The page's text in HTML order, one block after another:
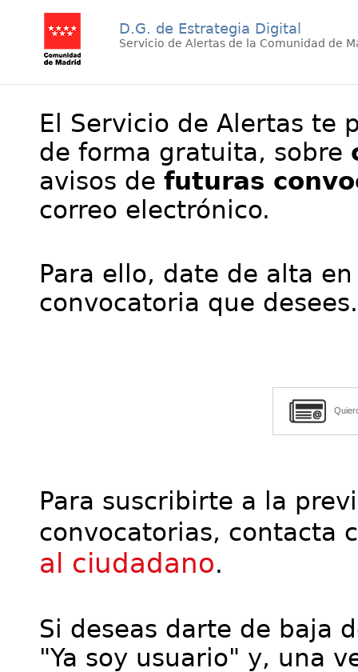
D.G. de Estrategia Digital
Servicio de Alertas de la Comunidad de
El Servicio de Alertas te
de forma gratuita, sobre
avisos de futuras
correo electrónico.
Para ello, date de alta
convocatoria que desees.
Para suscribirte a la
convocatorias, contacta
al ciudadano.
Si deseas darte de baja
"Ya soy usuario" y, una